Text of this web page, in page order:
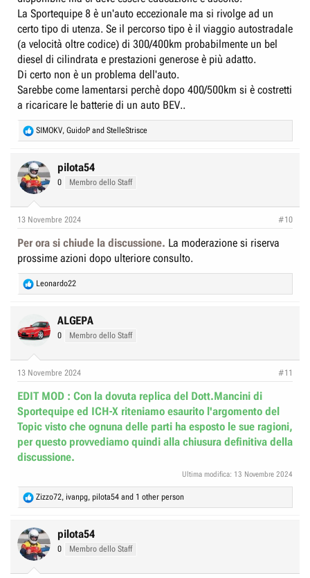
La Sportequipe 8 è un'auto eccezionale ma si rivolge ad un
certo tipo di utenza. Se il percorso tipo è il viaggio autostradale
(a velocità oltre codice) di 300/400km probabilmente un bel
diesel di cilindrata e prestazioni generose è più adatto.
Di certo non è un problema dell'auto.
Sarebbe come lamentarsi perchè dopo 400/500km si è costretti
a ricaricare le batterie di un auto BEV..
R
e
c
t
i
s
SIMOKV, GuidoP and StelleStrisce
pilota54
0 Membro dello Staff
13 Novembre 2024 #10
Per ora si chiude la discussione. La moderazione si riserva
prossime azioni dopo ulteriore consulto.
R
e
t
i
s
Leonardo22
ALGEPA
0 Membro dello Staff
13 Novembre 2024 #11
EDIT MOD : Con la dovuta replica del Dott.Mancini di
Sportequipe ed ICH-X riteniamo esaurito l'argomento del
Topic visto che ognuna delle parti ha esposto le sue ragioni,
per questo provvediamo quindi alla chiusura definitiva della
discussione.
Ultima modifica: 13 Novembre 2024
R
e
c
t
i
Zizzo72, ivanpg, pilota54 and 1 other person
pilota54
0 Membro dello Staff